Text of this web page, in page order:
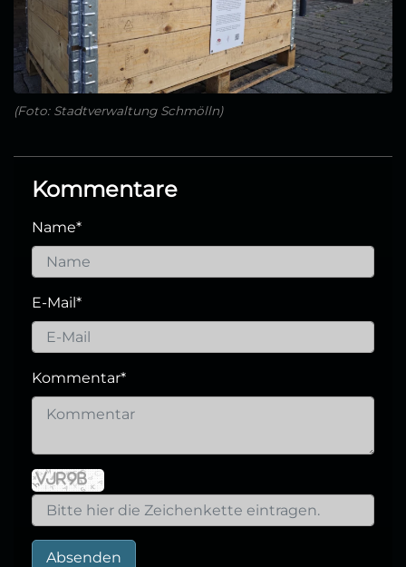
(Foto: Stadtverwaltung Schmölln)
Kommentare
Name*
E-Mail *
Kommentar*
Absenden